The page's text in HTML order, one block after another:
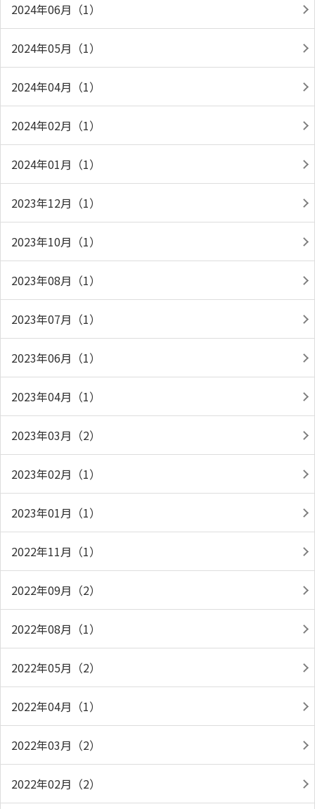
2024年06月（1）
2024年05月（1）
2024年04月（1）
2024年02月（1）
2024年01月（1）
2023年12月（1）
2023年10月（1）
2023年08月（1）
2023年07月（1）
2023年06月（1）
2023年04月（1）
2023年03月（2）
2023年02月（1）
2023年01月（1）
2022年11月（1）
2022年09月（2）
2022年08月（1）
2022年05月（2）
2022年04月（1）
2022年03月（2）
2022年02月（2）